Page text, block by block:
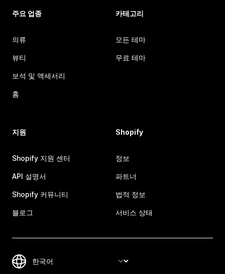
주요 업종
의류
뷰티
보석 및 액세서리
홈
카테고리
모든 테마
무료 테마
지원
Shopify 지원 센터
API 설명서
Shopify 커뮤니티
블로그
Shopify
정보
파트너
법적 정보
서비스 상태